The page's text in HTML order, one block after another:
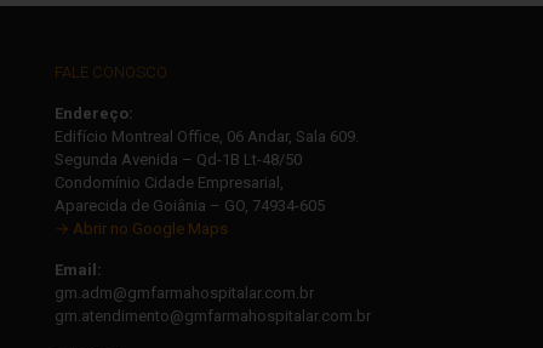
FALE CONOSCO
Endereço:
Edifício Montreal Office, 06 Andar, Sala 609.
Segunda Avenida – Qd-1B Lt-48/50
Condomínio Cidade Empresarial,
Aparecida de Goiânia – GO, 74934-605
→ Abrir no Google Maps
Email:
gm.adm@gmfarmahospitalar.com.br
gm.atendimento@gmfarmahospitalar.com.br